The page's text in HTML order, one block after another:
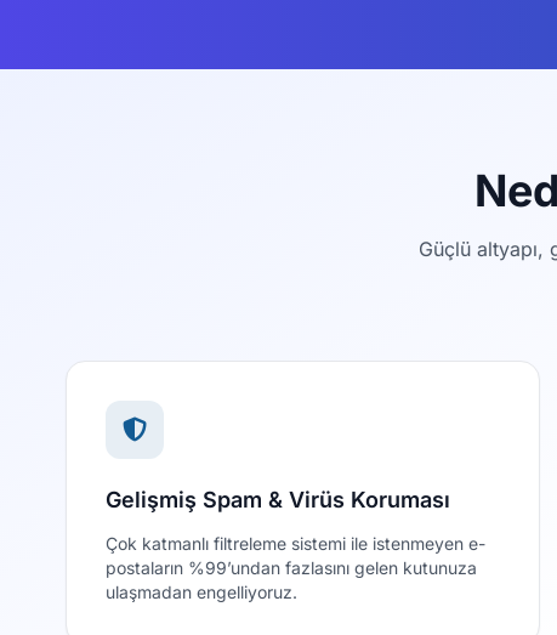
Güçlü
Gelişmiş Spam & Virüs Koruması
Çok katmanlı filtreleme sistemi ile istenmeyen e-
postaların %99’undan fazlasını gelen kutunuza
ulaşmadan engelliyoruz.